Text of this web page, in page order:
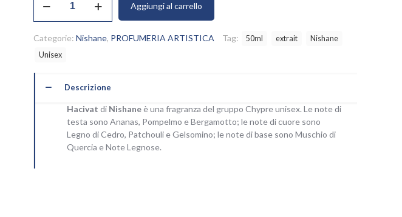
Nishane
quantità
Aggiungi al carrello
Categorie: Nishane, PROFUMERIA ARTISTICA Tag: 50ml extrait
Nishane
Unisex
Descrizione
Hacivat di Nishaneè una fragranza del gruppo Chypre unisex. Le note di
testa sono Ananas, Pompelmo e Bergamotto; le note di cuore sono
Legno di Cedro, Patchouli e Gelsomino; le note di base sono Muschio di
Quercia e Note Legnose.